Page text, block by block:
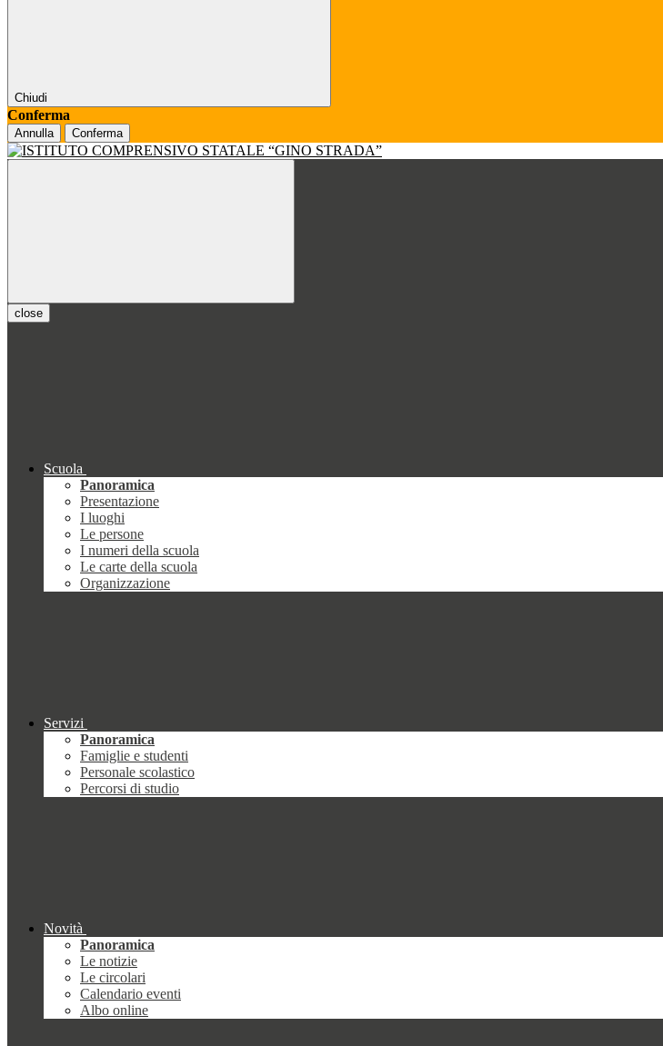
Chiudi
Conferma
Annulla Conferma
close
Scuola
Panoramica
Presentazione
I luoghi
Le persone
I numeri della scuola
Le carte della scuola
Organizzazione
Servizi
Panoramica
Famiglie e studenti
Personale scolastico
Percorsi di studio
Novità
Panoramica
Le notizie
Le circolari
Calendario eventi
Albo online